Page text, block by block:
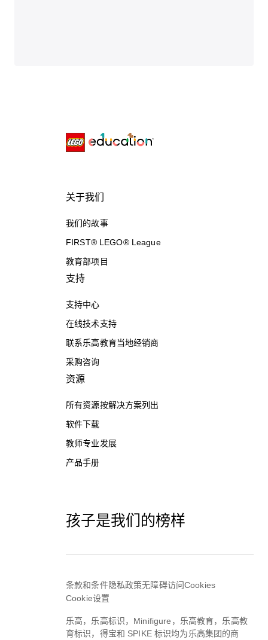
关于我们
我们的故事
FIRST® LEGO® League
教育部项目
支持
支持中心
在线技术支持
联系乐高教育当地经销商
采购咨询
资源
所有资源按解决方案列出
软件下载
教师专业发展
产品手册
孩子是我们的榜样
条款和条件隐私政策无障碍访问Cookies
Cookie设置
乐高，乐高标识，Minifigure，乐高教育，乐高教
育标识，得宝和 SPIKE 标识均为乐高集团的商